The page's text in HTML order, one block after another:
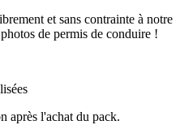
et sans contrainte à notre
de permis de conduire !
après l'achat du pack.